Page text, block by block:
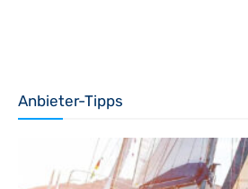
Anbieter-Tipps